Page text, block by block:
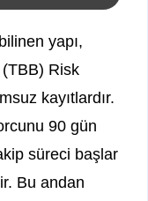
yapı,
Risk
kayıtlardır.
90 gün
süreci başlar
Bu andan